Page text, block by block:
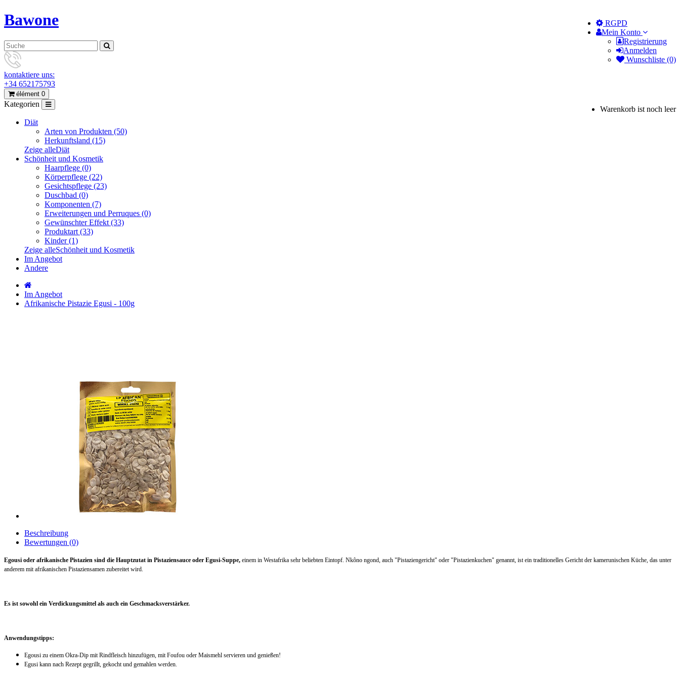
RGPD
Mein Konto
Registrierung
Anmelden
Wunschliste (0)
Bawone
kontaktiere uns:
+34 652175793
élément 0
Warenkorb ist noch leer
Kategorien
Diät
Arten von Produkten (50)
Herkunftsland (15)
Zeige alleDiät
Schönheit und Kosmetik
Haarpflege (0)
Körperpflege (22)
Gesichtspflege (23)
Duschbad (0)
Komponenten (7)
Erweiterungen und Perruques (0)
Gewünschter Effekt (33)
Produktart (33)
Kinder (1)
Zeige alleSchönheit und Kosmetik
Im Angebot
Andere
Im Angebot
Afrikanische Pistazie Egusi - 100g
Beschreibung
Bewertungen (0)
Egousi oder afrikanische Pistazien sind die Hauptzutat in Pistaziensauce oder Egusi-Suppe, einem in Westafrika sehr beliebten Eintopf. Nkôno ngond, auch "Pistaziengericht" oder "Pistazienkuchen" genannt, ist ein traditionelles Gericht der kamerunischen Küche, das unter
anderem mit afrikanischen Pistaziensamen zubereitet wird.
Es ist sowohl ein Verdickungsmittel als auch ein Geschmacksverstärker.
Anwendungstipps:
Egousi zu einem Okra-Dip mit Rindfleisch hinzufügen, mit Foufou oder Maismehl servieren und genießen!
Egusi kann nach Rezept gegrillt, gekocht und gemahlen werden.